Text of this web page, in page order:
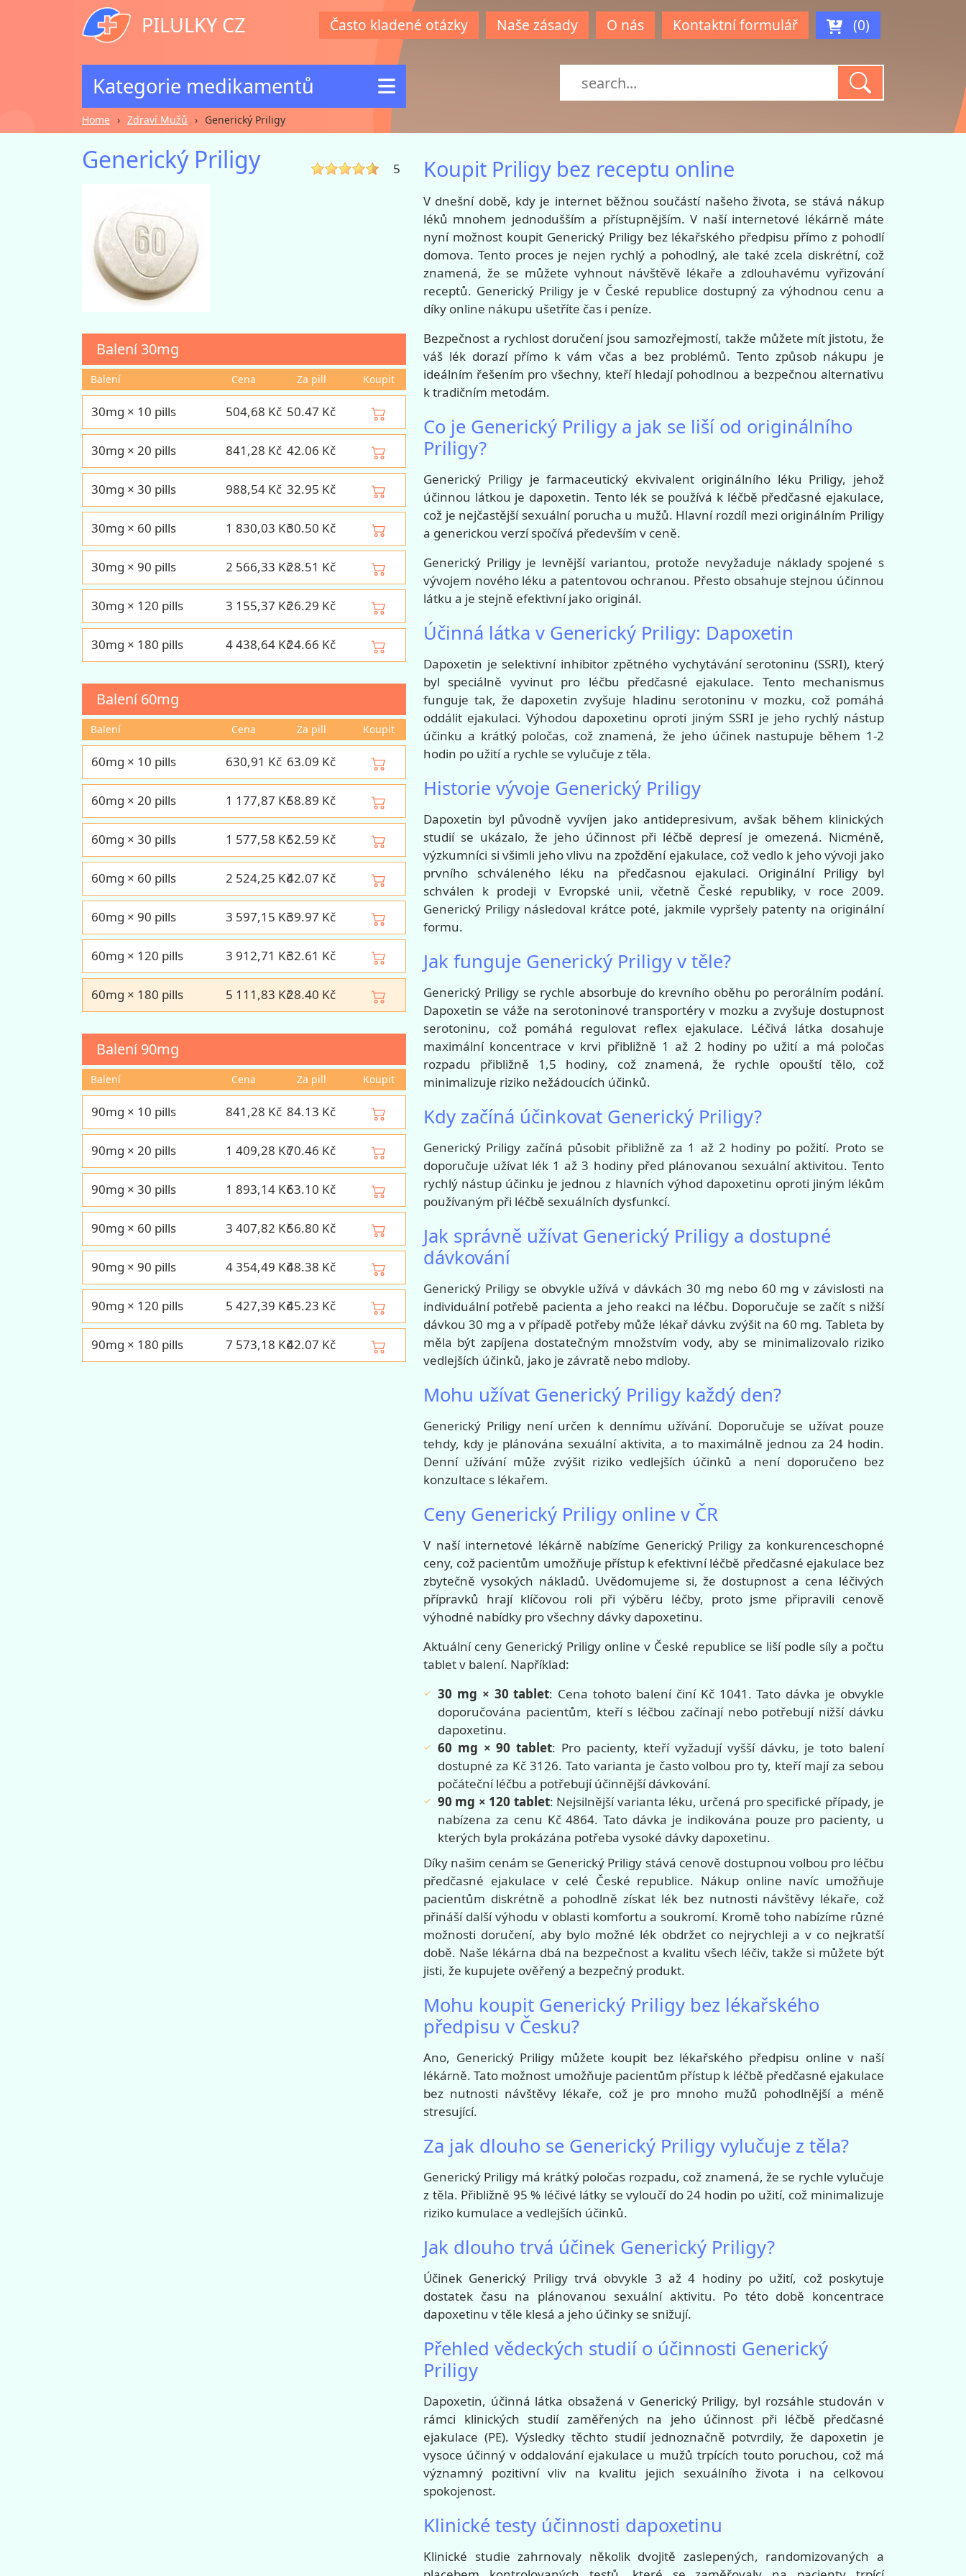
PILULKY CZ Často kladené otázky Naše zásady O nás Kontaktní formulář (0)
Kategorie medikamentů
Home Zdraví Mužů Generický Priligy
Generický Priligy 5
Balení30mg
Balení Cena Za pill Koupit
30mg × 10 pills 504,68 Kč 50.47 Kč
30mg × 20 pills 841,28 Kč 42.06 Kč
30mg × 30 pills 988,54 Kč 32.95 Kč
30mg × 60 pills 1 830,03 Kč30.50 Kč
30mg × 90 pills 2 566,33 Kč28.51 Kč
30mg × 120 pills 3 155,37 Kč26.29 Kč
30mg × 180 pills 4 438,64 Kč24.66 Kč
Balení60mg
Balení Cena Za pill Koupit
60mg × 10 pills 630,91 Kč 63.09 Kč
60mg × 20 pills 1 177,87 Kč58.89 Kč
60mg × 30 pills 1 577,58 Kč52.59 Kč
60mg × 60 pills 2 524,25 Kč42.07 Kč
60mg × 90 pills 3 597,15 Kč39.97 Kč
60mg × 120 pills 3 912,71 Kč32.61 Kč
60mg × 180 pills 5 111,83 Kč28.40 Kč
Balení90mg
Balení Cena Za pill Koupit
90mg × 10 pills 841,28 Kč 84.13 Kč
90mg × 20 pills 1 409,28 Kč70.46 Kč
90mg × 30 pills 1 893,14 Kč63.10 Kč
90mg × 60 pills 3 407,82 Kč56.80 Kč
90mg × 90 pills 4 354,49 Kč48.38 Kč
90mg × 120 pills 5 427,39 Kč45.23 Kč
90mg × 180 pills 7 573,18 Kč42.07 Kč
Koupit Priligy bez receptu online
V dnešní době, kdy je internet běžnou součástí našeho života, se stává nákup
léků mnohem jednodušším a přístupnějším. V naší internetové lékárně máte
nyní možnost koupit Generický Priligy bez lékařského předpisu přímo z pohodlí
domova. Tento proces je nejen rychlý a pohodlný, ale také zcela diskrétní, což
znamená, že se můžete vyhnout návštěvě lékaře a zdlouhavému vyřizování
receptů. Generický Priligy je v České republice dostupný za výhodnou cenu a
díky online nákupu ušetříte čas i peníze.
Bezpečnost a rychlost doručení jsou samozřejmostí, takže můžete mít jistotu, že
váš lék dorazí přímo k vám včas a bez problémů. Tento způsob nákupu je
ideálním řešením pro všechny, kteří hledají pohodlnou a bezpečnou alternativu
k tradičním metodám.
Co je Generický Priligy a jak se liší od originálního
Priligy?
Generický Priligy je farmaceutický ekvivalent originálního léku Priligy, jehož
účinnou látkou je dapoxetin. Tento lék se používá k léčbě předčasné ejakulace,
což je nejčastější sexuální porucha u mužů. Hlavní rozdíl mezi originálním Priligy
a generickou verzí spočívá především v ceně.
Generický Priligy je levnější variantou, protože nevyžaduje náklady spojené s
vývojem nového léku a patentovou ochranou. Přesto obsahuje stejnou účinnou
látku a je stejně efektivní jako originál.
Účinná látka v Generický Priligy: Dapoxetin
Dapoxetin je selektivní inhibitor zpětného vychytávání serotoninu (SSRI), který
byl speciálně vyvinut pro léčbu předčasné ejakulace. Tento mechanismus
funguje tak, že dapoxetin zvyšuje hladinu serotoninu v mozku, což pomáhá
oddálit ejakulaci. Výhodou dapoxetinu oproti jiným SSRI je jeho rychlý nástup
účinku a krátký poločas, což znamená, že jeho účinek nastupuje během 1-2
hodin po užití a rychle se vylučuje z těla.
Historie vývoje Generický Priligy
Dapoxetin byl původně vyvíjen jako antidepresivum, avšak během klinických
studií se ukázalo, že jeho účinnost při léčbě depresí je omezená. Nicméně,
výzkumníci si všimli jeho vlivu na zpoždění ejakulace, což vedlo k jeho vývoji jako
prvního schváleného léku na předčasnou ejakulaci. Originální Priligy byl
schválen k prodeji v Evropské unii, včetně České republiky, v roce 2009.
Generický Priligy následoval krátce poté, jakmile vypršely patenty na originální
formu.
Jak funguje Generický Priligy v těle?
Generický Priligy se rychle absorbuje do krevního oběhu po perorálním podání.
Dapoxetin se váže na serotoninové transportéry v mozku a zvyšuje dostupnost
serotoninu, což pomáhá regulovat reflex ejakulace. Léčivá látka dosahuje
maximální koncentrace v krvi přibližně 1 až 2 hodiny po užití a má poločas
rozpadu přibližně 1,5 hodiny, což znamená, že rychle opouští tělo, což
minimalizuje riziko nežádoucích účinků.
Kdy začíná účinkovat Generický Priligy?
Generický Priligy začíná působit přibližně za 1 až 2 hodiny po požití. Proto se
doporučuje užívat lék 1 až 3 hodiny před plánovanou sexuální aktivitou. Tento
rychlý nástup účinku je jednou z hlavních výhod dapoxetinu oproti jiným lékům
používaným při léčbě sexuálních dysfunkcí.
Jak správně užívat Generický Priligy a dostupné
dávkování
Generický Priligy se obvykle užívá v dávkách 30 mg nebo 60 mg v závislosti na
individuální potřebě pacienta a jeho reakci na léčbu. Doporučuje se začít s nižší
dávkou 30 mg a v případě potřeby může lékař dávku zvýšit na 60 mg. Tableta by
měla být zapíjena dostatečným množstvím vody, aby se minimalizovalo riziko
vedlejších účinků, jako je závratě nebo mdloby.
Mohu užívat Generický Priligy každý den?
Generický Priligy není určen k dennímu užívání. Doporučuje se užívat pouze
tehdy, kdy je plánována sexuální aktivita, a to maximálně jednou za 24 hodin.
Denní užívání může zvýšit riziko vedlejších účinků a není doporučeno bez
konzultace s lékařem.
Ceny Generický Priligy online v ČR
V naší internetové lékárně nabízíme Generický Priligy za konkurenceschopné
ceny, což pacientům umožňuje přístup k efektivní léčbě předčasné ejakulace bez
zbytečně vysokých nákladů. Uvědomujeme si, že dostupnost a cena léčivých
přípravků hrají klíčovou roli při výběru léčby, proto jsme připravili cenově
výhodné nabídky pro všechny dávky dapoxetinu.
Aktuální ceny Generický Priligy online v České republice se liší podle síly a počtu
tablet v balení. Například:
30 mg × 30 tablet: Cena tohoto balení činí Kč 1041. Tato dávka je obvykle
doporučována pacientům, kteří s léčbou začínají nebo potřebují nižší dávku
dapoxetinu.
60 mg × 90 tablet: Pro pacienty, kteří vyžadují vyšší dávku, je toto balení
dostupné za Kč 3126. Tato varianta je často volbou pro ty, kteří mají za sebou
počáteční léčbu a potřebují účinnější dávkování.
90 mg × 120 tablet: Nejsilnější varianta léku, určená pro specifické případy, je
nabízena za cenu Kč 4864. Tato dávka je indikována pouze pro pacienty, u
kterých byla prokázána potřeba vysoké dávky dapoxetinu.
Díky našim cenám se Generický Priligy stává cenově dostupnou volbou pro léčbu
předčasné ejakulace v celé České republice. Nákup online navíc umožňuje
pacientům diskrétně a pohodlně získat lék bez nutnosti návštěvy lékaře, což
přináší další výhodu v oblasti komfortu a soukromí. Kromě toho nabízíme různé
možnosti doručení, aby bylo možné lék obdržet co nejrychleji a v co nejkratší
době. Naše lékárna dbá na bezpečnost a kvalitu všech léčiv, takže si můžete být
jisti, že kupujete ověřený a bezpečný produkt.
Mohu koupit Generický Priligy bez lékařského
předpisu v Česku?
Ano, Generický Priligy můžete koupit bez lékařského předpisu online v naší
lékárně. Tato možnost umožňuje pacientům přístup k léčbě předčasné ejakulace
bez nutnosti návštěvy lékaře, což je pro mnoho mužů pohodlnější a méně
stresující.
Za jak dlouho se Generický Priligy vylučuje z těla?
Generický Priligy má krátký poločas rozpadu, což znamená, že se rychle vylučuje
z těla. Přibližně 95 % léčivé látky se vyloučí do 24 hodin po užití, což minimalizuje
riziko kumulace a vedlejších účinků.
Jak dlouho trvá účinek Generický Priligy?
Účinek Generický Priligy trvá obvykle 3 až 4 hodiny po užití, což poskytuje
dostatek času na plánovanou sexuální aktivitu. Po této době koncentrace
dapoxetinu v těle klesá a jeho účinky se snižují.
Přehled vědeckých studií o účinnosti Generický
Priligy
Dapoxetin, účinná látka obsažená v Generický Priligy, byl rozsáhle studován v
rámci klinických studií zaměřených na jeho účinnost při léčbě předčasné
ejakulace (PE). Výsledky těchto studií jednoznačně potvrdily, že dapoxetin je
vysoce účinný v oddalování ejakulace u mužů trpících touto poruchou, což má
významný pozitivní vliv na kvalitu jejich sexuálního života i na celkovou
spokojenost.
Klinické testy účinnosti dapoxetinu
Klinické studie zahrnovaly několik dvojitě zaslepených, randomizovaných a